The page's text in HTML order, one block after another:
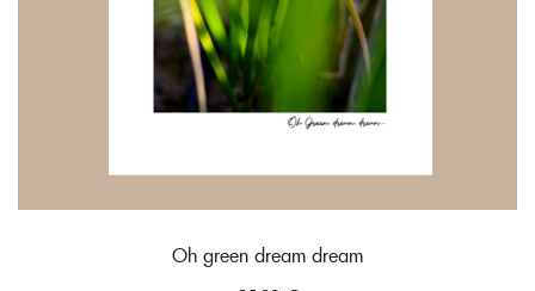
Oh green dream dream